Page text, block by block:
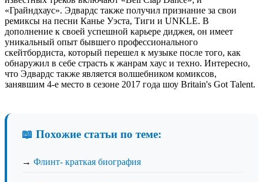
«Грайндхаус». Эдвардс также получил признание за свои
ремиксы на песни Канье Уэста, Тиги и UNKLE. В
дополнение к своей успешной карьере диджея, он имеет
уникальный опыт бывшего профессионального
скейтбордиста, который перешел к музыке после того, как
обнаружил в себе страсть к жанрам хаус и техно. Интересно,
что Эдвардс также является волшебником комиксов,
занявшим 4-е место в сезоне 2017 года шоу Britain's Got Talent.
📖 Похожие статьи по теме:
→ Флинт- краткая биография